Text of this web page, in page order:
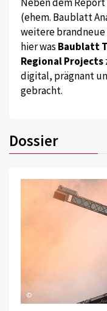
(ehem. Baublatt
weitere brandneue
hier was Baublatt
Regional Projects
digital, prägnant
gebracht.
Dossier
©